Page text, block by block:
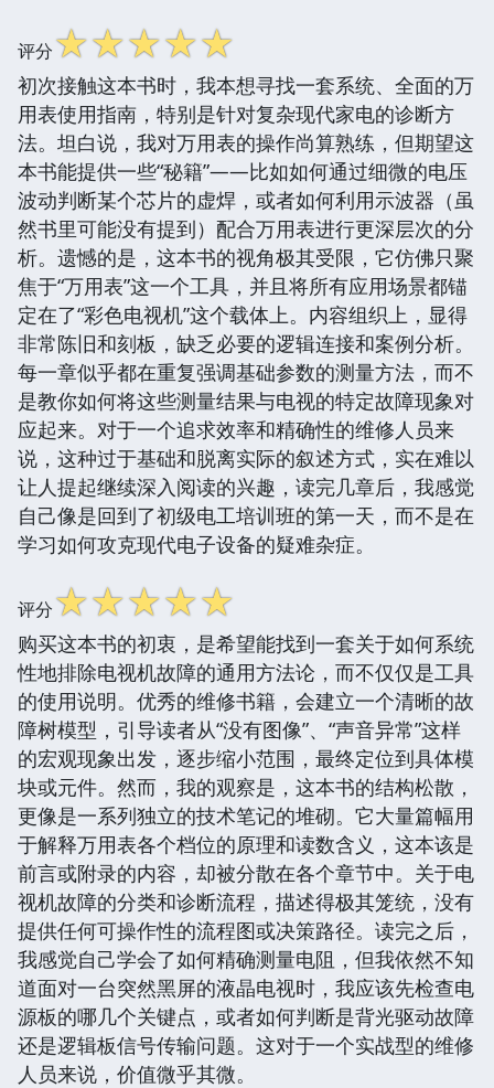
评分☆☆☆☆☆
初次接触这本书时，我本想寻找一套系统、全面的万
用表使用指南，特别是针对复杂现代家电的诊断方
法。坦白说，我对万用表的操作尚算熟练，但期望这
本书能提供一些“秘籍”——比如如何通过细微的电压
波动判断某个芯片的虚焊，或者如何利用示波器（虽
然书里可能没有提到）配合万用表进行更深层次的分
析。遗憾的是，这本书的视角极其受限，它仿佛只聚
焦于“万用表”这一个工具，并且将所有应用场景都锚
定在了“彩色电视机”这个载体上。内容组织上，显得
非常陈旧和刻板，缺乏必要的逻辑连接和案例分析。
每一章似乎都在重复强调基础参数的测量方法，而不
是教你如何将这些测量结果与电视的特定故障现象对
应起来。对于一个追求效率和精确性的维修人员来
说，这种过于基础和脱离实际的叙述方式，实在难以
让人提起继续深入阅读的兴趣，读完几章后，我感觉
自己像是回到了初级电工培训班的第一天，而不是在
学习如何攻克现代电子设备的疑难杂症。
评分☆☆☆☆☆
购买这本书的初衷，是希望能找到一套关于如何系统
性地排除电视机故障的通用方法论，而不仅仅是工具
的使用说明。优秀的维修书籍，会建立一个清晰的故
障树模型，引导读者从“没有图像”、“声音异常”这样
的宏观现象出发，逐步缩小范围，最终定位到具体模
块或元件。然而，我的观察是，这本书的结构松散，
更像是一系列独立的技术笔记的堆砌。它大量篇幅用
于解释万用表各个档位的原理和读数含义，这本该是
前言或附录的内容，却被分散在各个章节中。关于电
视机故障的分类和诊断流程，描述得极其笼统，没有
提供任何可操作性的流程图或决策路径。读完之后，
我感觉自己学会了如何精确测量电阻，但我依然不知
道面对一台突然黑屏的液晶电视时，我应该先检查电
源板的哪几个关键点，或者如何判断是背光驱动故障
还是逻辑板信号传输问题。这对于一个实战型的维修
人员来说，价值微乎其微。